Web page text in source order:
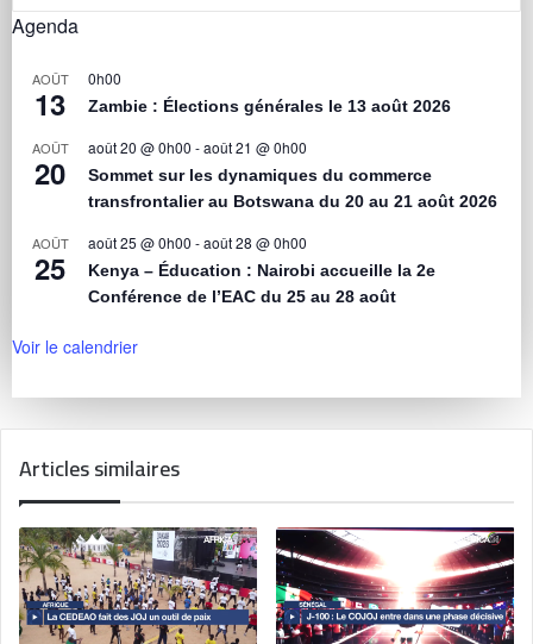
Agenda
AOÛT
13
0h00
Zambie : Élections générales le 13 août 2026
AOÛT
20
août 20 @ 0h00 -août 21 @ 0h00
Sommet sur les dynamiques du commerce
transfrontalier au Botswana du 20 au 21 août 2026
AOÛT
25
août 25 @ 0h00 -août 28 @ 0h00
Kenya – Éducation : Nairobi accueille la 2e
Conférence de l’EAC du 25 au 28 août
Voir le calendrier
Articles similaires